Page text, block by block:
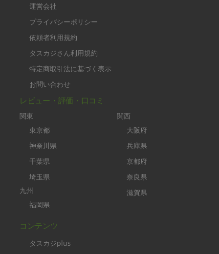
運営会社
プライバシーポリシー
依頼者利用規約
タスカジさん利用規約
特定商取引法に基づく表示
お問い合わせ
レビュー・評価・口コミ
関東
東京都
神奈川県
千葉県
埼玉県
九州
福岡県
関西
大阪府
兵庫県
京都府
奈良県
滋賀県
コンテンツ
タスカジplus